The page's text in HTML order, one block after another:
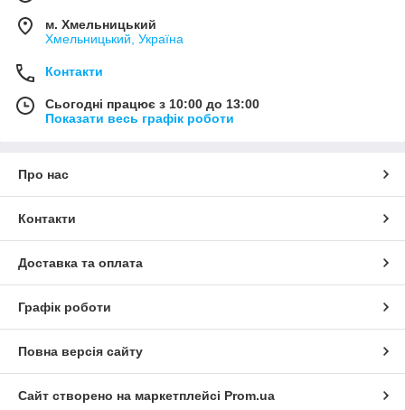
м. Хмельницький
Хмельницький, Україна
Контакти
Сьогодні працює з 10:00 до 13:00
Показати весь графік роботи
Про нас
Контакти
Доставка та оплата
Графік роботи
Повна версія сайту
Сайт створено на маркетплейсі Prom.ua